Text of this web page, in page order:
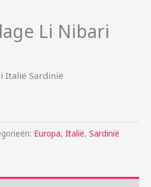
Li Nibari
Italië Sardinië
Europa, Italië, Sardinië